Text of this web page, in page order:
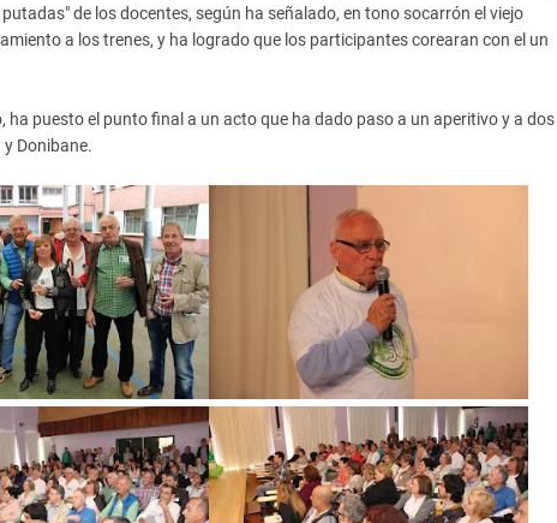
de los docentes, según ha señalado, en tono socarrón el viejo
a los trenes, y ha logrado que los participantes corearan con el un
ha puesto el punto final a un acto que ha dado paso a un aperitivo y a dos
Donibane.